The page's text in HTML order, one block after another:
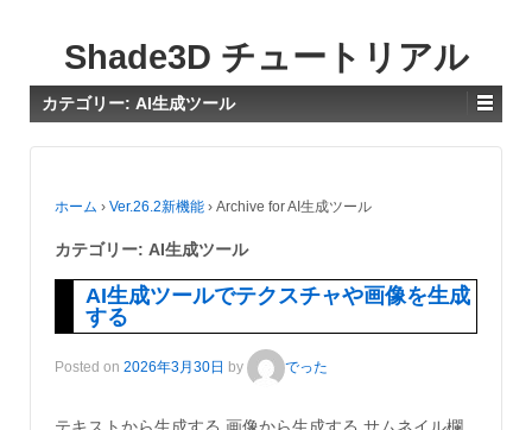
Shade3D チュートリアル
カテゴリー: AI生成ツール
ホーム › Ver.26.2新機能 › Archive for AI生成ツール
カテゴリー: AI生成ツール
AI生成ツールでテクスチャや画像を生成
する
Posted on 2026年3月30日 by でった